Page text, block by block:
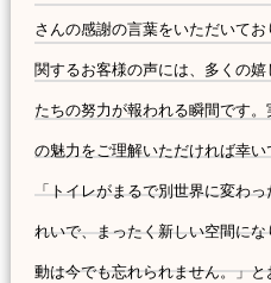
さんの感謝の言葉をいただいて
関するお客様の声には、多くの
たちの努力が報われる瞬間です
の魅力をご理解いただければ幸い
「トイレがまるで別世界に変わ
れいで、まったく新しい空間に
動は今でも忘れられません。」